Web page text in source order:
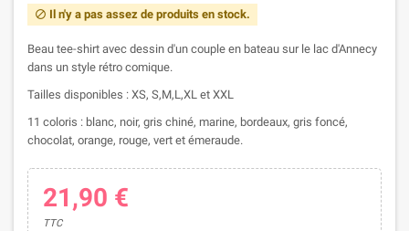
 Il n'y a pas assez de produits en stock.
Beau tee-shirt avec dessin d'un couple en bateau sur le lac d'Annecy
dans un style rétro comique.
Tailles disponibles : XS, S,M,L,XL et XXL
11 coloris : blanc, noir, gris chiné, marine, bordeaux, gris foncé,
chocolat, orange, rouge, vert et émeraude.
21,90 €
TTC